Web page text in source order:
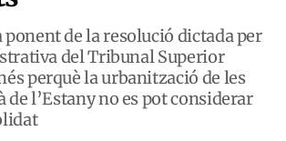
ponent de la resolució dictada per
del Tribunal Superior
perquè la urbanització de les
de l’Estany no es pot considerar